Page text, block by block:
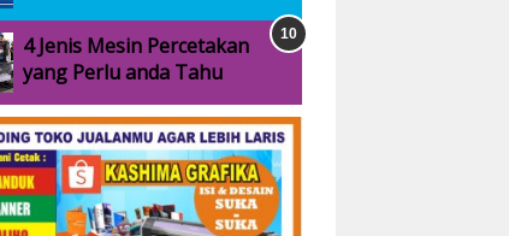
4 Jenis Mesin Percetakan
yang Perlu anda Tahu